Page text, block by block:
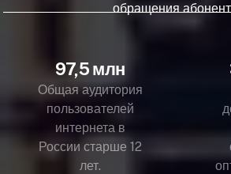
обращения
97,5 млн
Общая аудитория
пользователей
интернета в
России старше 12
лет.